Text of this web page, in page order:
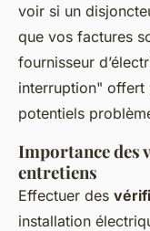
voir si un
que vos factures
fournisseur
interruption" offert
potentiels
Importance des
entretiens
Effectuer des
installation